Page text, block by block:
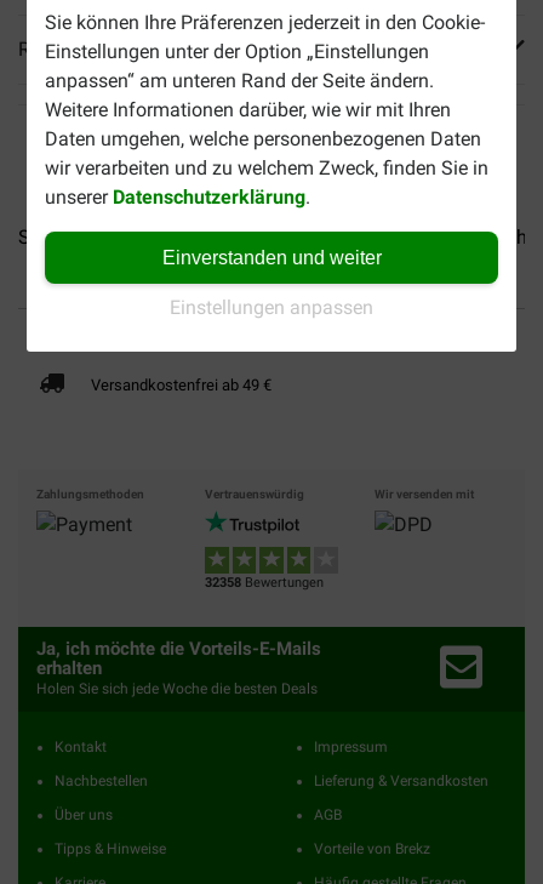
Sie können Ihre Präferenzen jederzeit in den Cookie-
Einstellungen unter der Option „Einstellungen
anpassen“ am unteren Rand der Seite ändern.
Weitere Informationen darüber, wie wir mit Ihren
Daten umgehen, welche personenbezogenen Daten
wir verarbeiten und zu welchem Zweck, finden Sie in
unserer Datenschutzerklärung.
Einverstanden und weiter
Einstellungen anpassen
Reviews
Schesir Thunfisch mit Algen... Schesir Thunfisch und
Versandkostenfrei ab 49 €
Zahlungsmethoden Vertrauenswürdig
32358 Bewertungen
Wir versenden mit
Ja, ich möchte die Vorteils-E-Mails
erhalten
Holen Sie sich jede Woche die besten Deals
Kontakt
Nachbestellen
Über uns
Tipps & Hinweise
Impressum
Lieferung & Versandkosten
AGB
Vorteile von Brekz